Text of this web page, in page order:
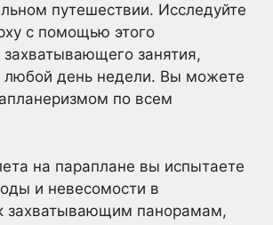
путешествии. Исследуйте
с помощью этого
занятия,
любой день недели. Вы можете
по всем
на параплане вы испытаете
и невесомости в
захватывающим панорамам,